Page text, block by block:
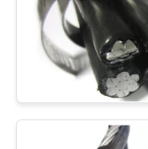
DEMANDEZ
UNE
CITATION
HT